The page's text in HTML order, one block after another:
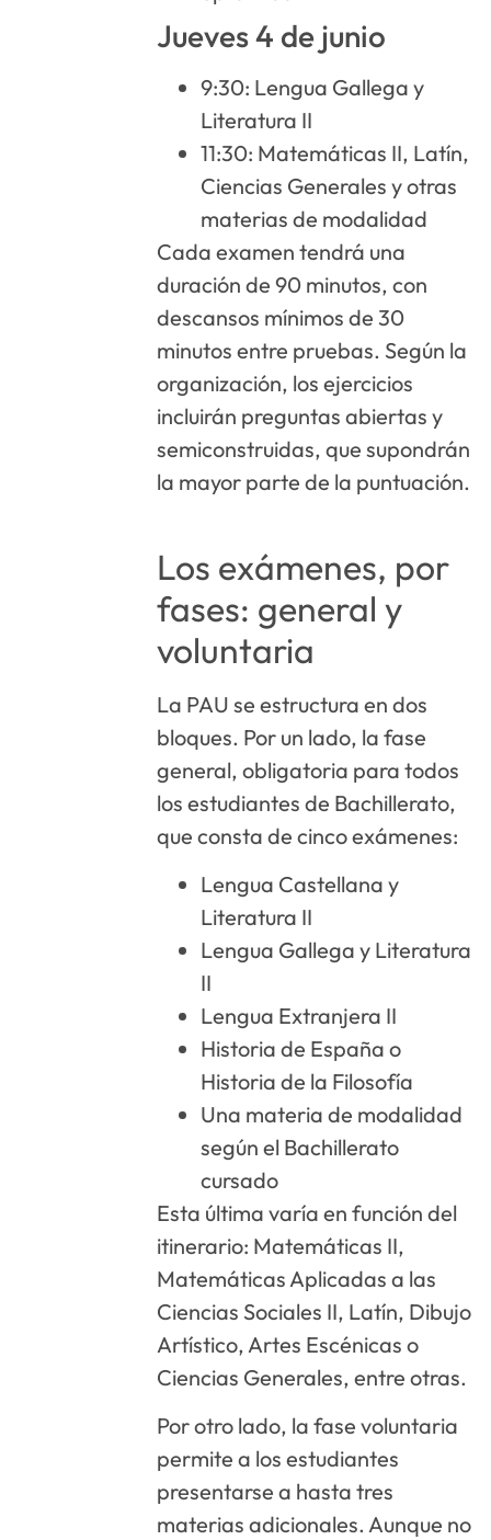
Jueves 4 de junio
9:30: Lengua Gallega y
Literatura II
11:30: Matemáticas II, Latín,
Ciencias Generales y otras
materias de modalidad
Cada examen tendrá una
duración de 90 minutos, con
descansos mínimos de 30
minutos entre pruebas. Según la
organización, los ejercicios
incluirán preguntas abiertas y
semiconstruidas, que supondrán
la mayor parte de la puntuación.
Los exámenes, por
fases: general y
voluntaria
La PAU se estructura en dos
bloques. Por un lado, la fase
general, obligatoria para todos
los estudiantes de Bachillerato,
que consta de cinco exámenes:
Lengua Castellana y
Literatura II
Lengua Gallega y Literatura
II
Lengua Extranjera II
Historia de España o
Historia de la Filosofía
Una materia de modalidad
según el Bachillerato
cursado
Esta última varía en función del
itinerario: Matemáticas II,
Matemáticas Aplicadas a las
Ciencias Sociales II, Latín, Dibujo
Artístico, Artes Escénicas o
Ciencias Generales, entre otras.
Por otro lado, la fase voluntaria
permite a los estudiantes
presentarse a hasta tres
materias adicionales. Aunque no